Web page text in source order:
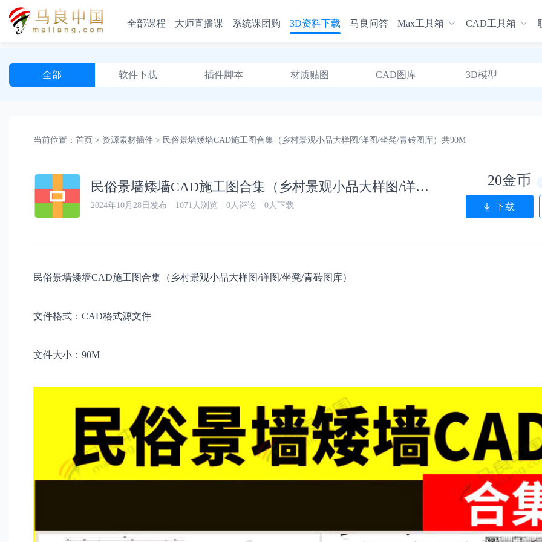
全部课程 大师直播课 系统课团购 3D资料下载 马良问答 Max工具箱 CAD工具箱
全部 软件下载 插件脚本 材质贴图 CAD图库 3D模型
当前位置： 首页 > 资源素材插件 > 民俗景墙矮墙CAD施工图合集（乡村景观小品大样图/详图/坐凳/青砖图库）共90M
民俗景墙矮墙CAD施工图合集（乡村景观小品大样图/详图/坐凳/青砖图库）共90M
2024年10月28日发布 1071人浏览 0人评论 0人下载
20金币
下载
民俗景墙矮墙CAD施工图合集（乡村景观小品大样图/详图/坐凳/青砖图库）
文件格式：CAD格式源文件
文件大小：90M